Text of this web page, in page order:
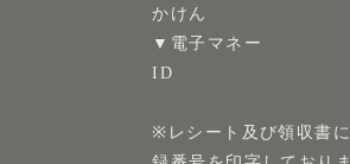
かけん
▼電子マネー
ID
※レシート及び領収書